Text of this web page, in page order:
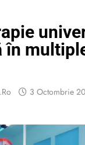
în
3 Octombrie